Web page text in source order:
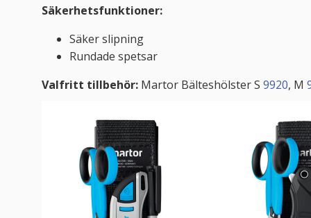
Säkerhetsfunktioner:
Säker slipning
Rundade spetsar
Valfritt tillbehör: Martor Bälteshölster S 9920, M